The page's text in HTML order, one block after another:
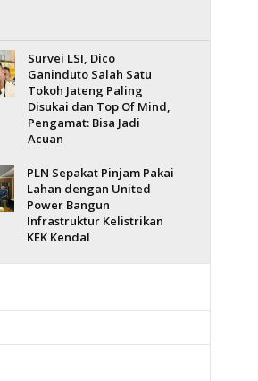
Survei LSI, Dico
Ganinduto Salah Satu
Tokoh Jateng Paling
Disukai dan Top Of Mind,
Pengamat: Bisa Jadi
Acuan
PLN Sepakat Pinjam Pakai
Lahan dengan United
Power Bangun
Infrastruktur Kelistrikan
KEK Kendal